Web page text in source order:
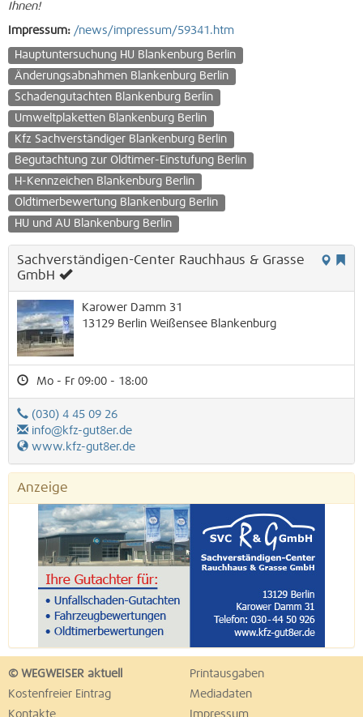
Ihnen!
Impressum: /news/impressum/59341.htm
Hauptuntersuchung HU Blankenburg Berlin
Änderungsabnahmen Blankenburg Berlin
Schadengutachten Blankenburg Berlin
Umweltplaketten Blankenburg Berlin
Kfz Sachverständiger Blankenburg Berlin
Begutachtung zur Oldtimer-Einstufung Berlin
H-Kennzeichen Blankenburg Berlin
Oldtimerbewertung Blankenburg Berlin
HU und AU Blankenburg Berlin
Sachverständigen-Center Rauchhaus & Grasse
GmbH
Karower Damm 31
13129 Berlin Weißensee Blankenburg
Mo - Fr 09:00 - 18:00
(030) 4 45 09 26
info@kfz-gut8er.de
www.kfz-gut8er.de
Anzeige
© WEGWEISER aktuell
Printausgaben
Kostenfreier Eintrag
Mediadaten
Kontakte
Impressum